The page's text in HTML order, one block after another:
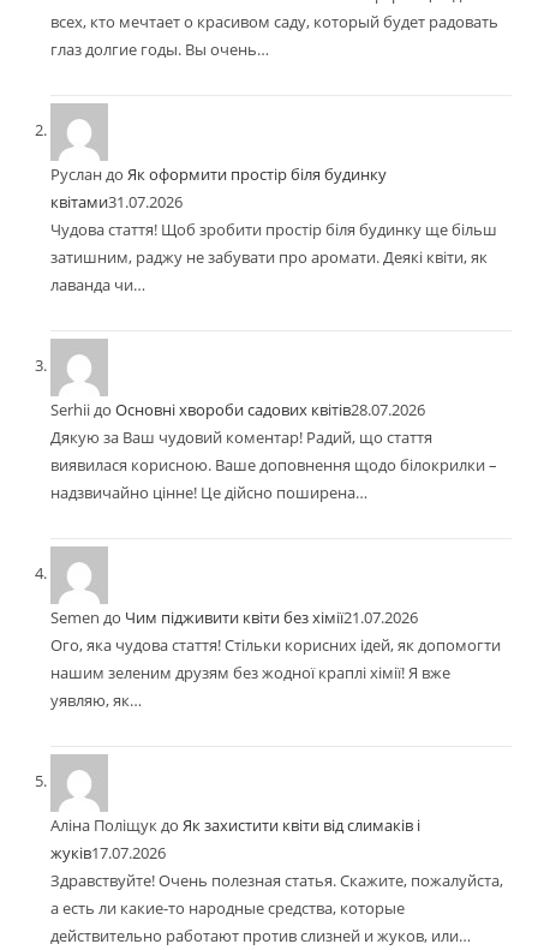
всех, кто мечтает о красивом саду, который будет радовать
глаз долгие годы. Вы очень…
Руслан доЯк оформити простір біля будинку
квітами31.07.2026
Чудова стаття! Щоб зробити простір біля будинку ще більш
затишним, раджу не забувати про аромати. Деякі квіти, як
лаванда чи…
SerhiiдоОсновні хвороби садових квітів28.07.2026
Дякую за Ваш чудовий коментар! Радий, що стаття
виявилася корисною. Ваше доповнення щодо білокрилки –
надзвичайно цінне! Це дійсно поширена…
Semen до Чим підживити квіти без хімії21.07.2026
Ого, яка чудова стаття! Стільки корисних ідей, як допомогти
нашим зеленим друзям без жодної краплі хімії! Я вже
уявляю, як…
Аліна ПоліщукдоЯк захистити квіти від слимаків і
жуків17.07.2026
Здравствуйте! Очень полезная статья. Скажите, пожалуйста,
а есть ли какие-то народные средства, которые
действительно работают против слизней и жуков, или…